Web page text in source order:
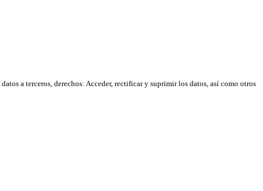
a terceros, derechos: Acceder, rectificar y suprimir los datos, así como otros